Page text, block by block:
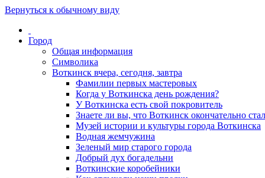
Вернуться к обычному виду
Город
Общая информация
Символика
Воткинск вчера, сегодня, завтра
Фамилии первых мастеровых
Когда у Воткинска день рождения?
У Воткинска есть свой покровитель
Знаете ли вы, что Воткинск окончательно
Музей истории и культуры города Воткинска
Водная жемчужина
Зеленый мир старого города
Добрый дух богадельни
Воткинские коробейники